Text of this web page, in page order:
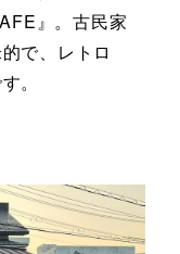
』。古民家
で、レトロ
。